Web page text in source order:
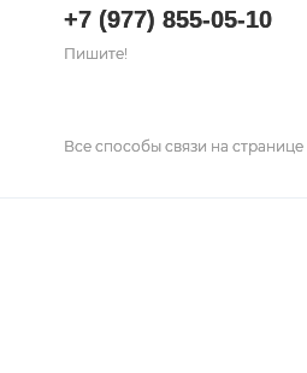
+7 (977) 855-05-10
Пишите!
Все способы связи на странице